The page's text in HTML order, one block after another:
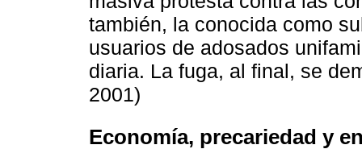
también, la conocida como
usuarios de adosados
diaria. La fuga, al final, se
2001)
Economía, precariedad y